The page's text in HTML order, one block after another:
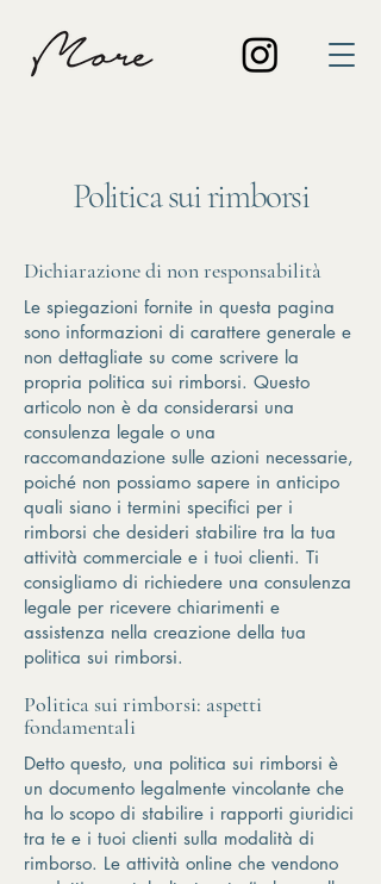
Politica sui rimborsi
Dichiarazione di non responsabilità
Le spiegazioni fornite in questa pagina
sono informazioni di carattere generale e
non dettagliate su come scrivere la
propria politica sui rimborsi. Questo
articolo non è da considerarsi una
consulenza legale o una
raccomandazione sulle azioni necessarie,
poiché non possiamo sapere in anticipo
quali siano i termini specifici per i
rimborsi che desideri stabilire tra la tua
attività commerciale e i tuoi clienti. Ti
consigliamo di richiedere una consulenza
legale per ricevere chiarimenti e
assistenza nella creazione della tua
politica sui rimborsi.
Politica sui rimborsi: aspetti
fondamentali
Detto questo, una politica sui rimborsi è
un documento legalmente vincolante che
ha lo scopo di stabilire i rapporti giuridici
tra te e i tuoi clienti sulla modalità di
rimborso. Le attività online che vendono